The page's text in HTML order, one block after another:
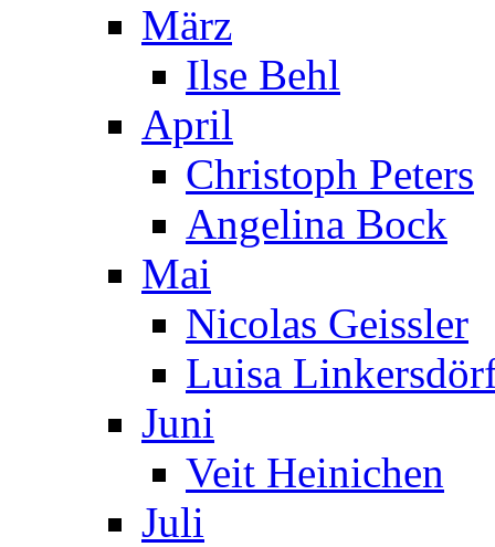
März
Ilse Behl
April
Christoph Peters
Angelina Bock
Mai
Nicolas Geissler
Luisa
Juni
Veit Heinichen
Juli